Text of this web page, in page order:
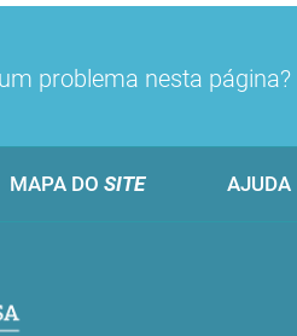
problema nesta página?
MAPA DO SITE AJUDA